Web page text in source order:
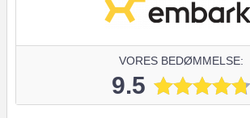
VORES BEDØMMELSE:
9.5